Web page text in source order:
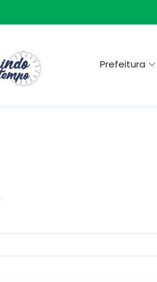
Prefeitura